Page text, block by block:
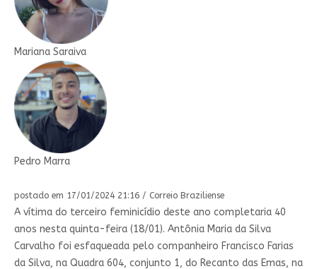
Mariana Saraiva
Pedro Marra
postado em 17/01/2024 21:16 / Correio Braziliense
A vítima do terceiro feminicídio deste ano completaria 40
anos nesta quinta-feira (18/01). Antônia Maria da Silva
Carvalho foi esfaqueada pelo companheiro Francisco Farias
da Silva, na Quadra 604, conjunto 1, do Recanto das Emas, na